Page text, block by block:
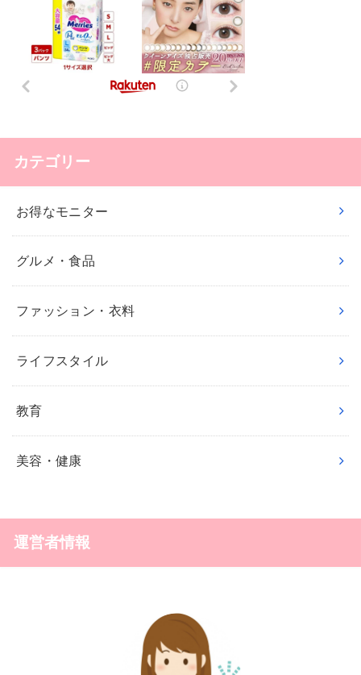
カテゴリー
お得なモニター
グルメ・食品
ファッション・衣料
ライフスタイル
教育
美容・健康
運営者情報